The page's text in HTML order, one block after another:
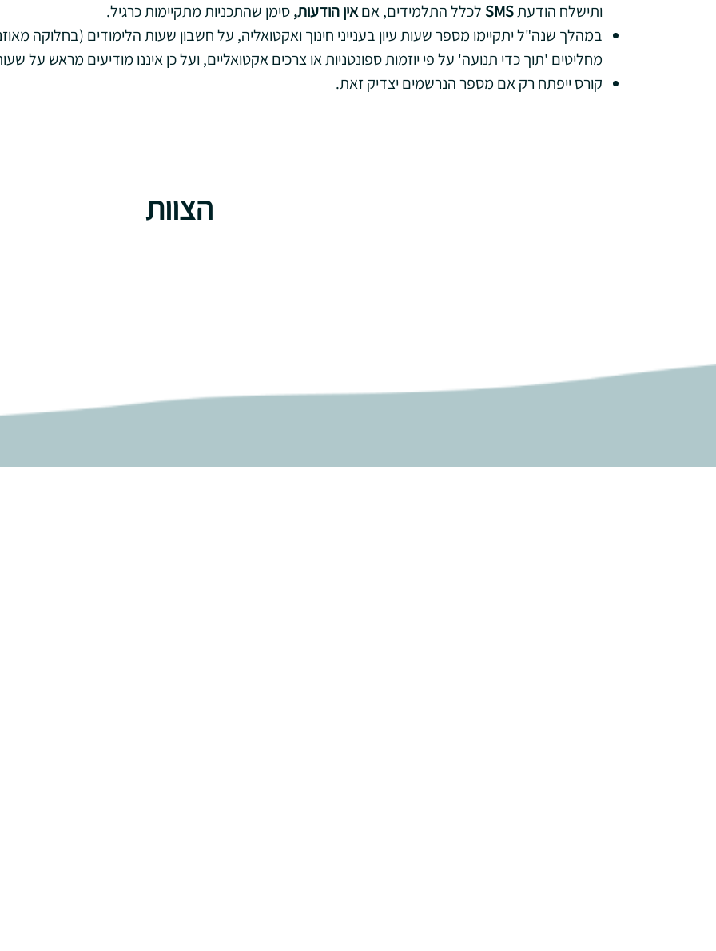
ותישלח הודעתSMS לכלל התלמידים, אםאיןהודעות,סימן שהתכניות מתקיימות כרגיל.
במהלך שנה"ל יתקיימו מספר שעות עיון בענייני חינוך ואקטואליה, על חשבון שעות הלימודים (בחלוקה
מחליטים 'תוך כדי תנועה' על פי יוזמות ספונטניות או צרכים אקטואליים, ועל כן איננו מודיעים מראש על
קורס ייפתח רק אם מספר הנרשמים יצדיק זאת.
הצוות